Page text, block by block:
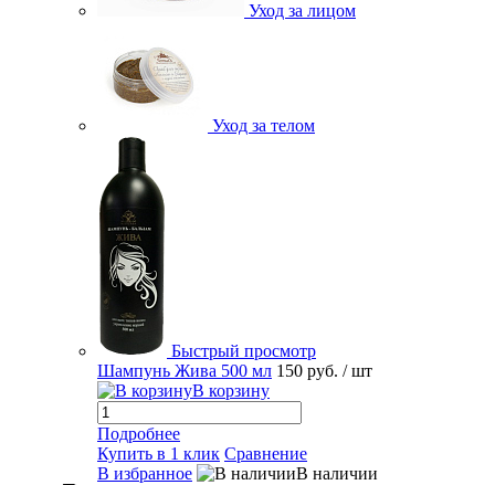
Уход за лицом
Уход за телом
Быстрый просмотр
Шампунь Жива 500 мл 150 руб. / шт
В корзину
Подробнее
Купить в 1 клик Сравнение
В избранное
В наличии